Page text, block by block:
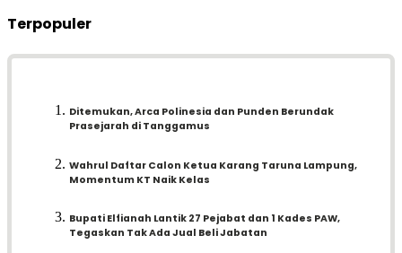
Terpopuler
Ditemukan, Arca Polinesia dan Punden Berundak
Prasejarah di Tanggamus
Wahrul Daftar Calon Ketua Karang Taruna Lampung,
Momentum KT Naik Kelas
Bupati Elfianah Lantik 27 Pejabat dan 1 Kades PAW,
Tegaskan Tak Ada Jual Beli Jabatan